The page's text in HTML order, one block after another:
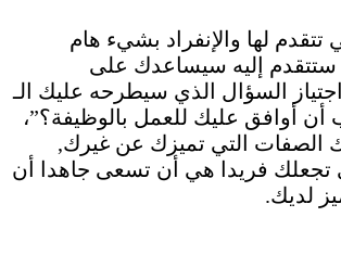
تتقدم لها والإنفراد بشيء هام
إليه سيساعدك على
السؤال الذي سيطرحه عليك الـ
الصفات التي تميزك عن غيرك,
تجعلك فريدا هي أن تسعى جاهدا أن
لديك.